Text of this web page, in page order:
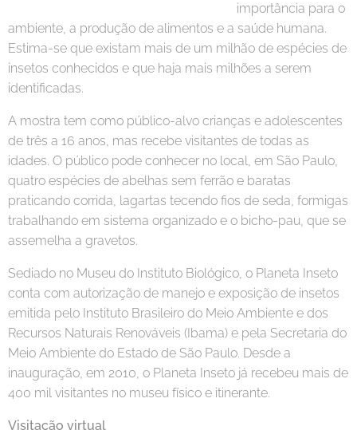
importância para o
ambiente, a produção de alimentos e a saúde humana.
Estima-se que existam mais de um milhão de espécies de
insetos conhecidos e que haja mais milhões a serem
identificadas.
A mostra tem como público-alvo crianças e adolescentes
de três a 16 anos, mas recebe visitantes de todas as
idades. O público pode conhecer no local, em São Paulo,
quatro espécies de abelhas sem ferrão e baratas
praticando corrida, lagartas tecendo fios de seda, formigas
trabalhando em sistema organizado e o bicho-pau, que se
assemelha a gravetos.
Sediado no Museu do Instituto Biológico, o Planeta Inseto
conta com autorização de manejo e exposição de insetos
emitida pelo Instituto Brasileiro do Meio Ambiente e dos
Recursos Naturais Renováveis (Ibama) e pela Secretaria do
Meio Ambiente do Estado de São Paulo. Desde a
inauguração, em 2010, o Planeta Inseto já recebeu mais de
400 mil visitantes no museu físico e itinerante.
Visitação virtual